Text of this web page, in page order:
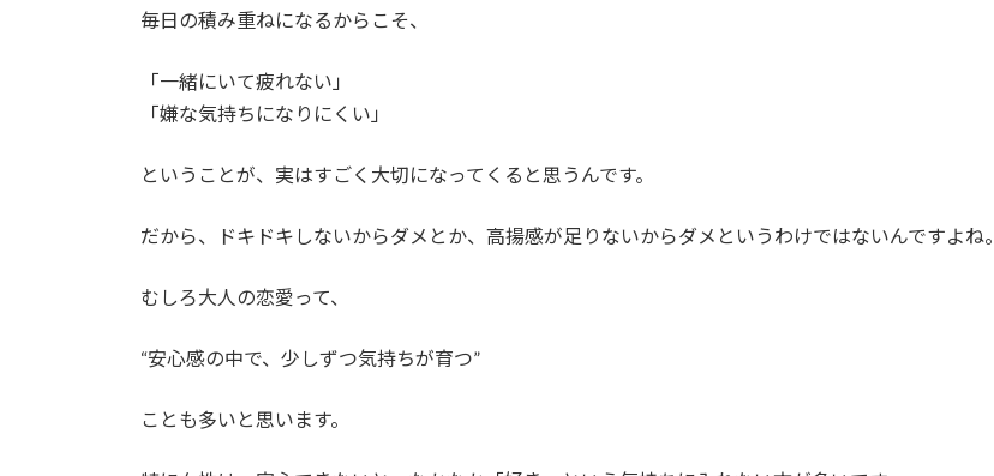
毎日の積み重ねになるからこそ、
「一緒にいて疲れない」
「嫌な気持ちになりにくい」
ということが、実はすごく大切になってくると思うんです。
だから、ドキドキしないからダメとか、高揚感が足りないからダメというわけではないんですよね。
むしろ大人の恋愛って、
“安心感の中で、少しずつ気持ちが育つ”
ことも多いと思います。